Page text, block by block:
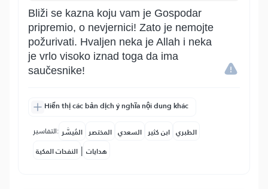
Bliži se kazna koju vam je Gospodar
pripremio, o nevjernici! Zato je nemojte
požurivati. Hvaljen neka je Allah i neka
je vrlo visoko iznad toga da ima
saučesnike!
Hiển thị các bản dịch ý nghĩa nội dung khác
التفاسير: المُيسَّر المختصر السعدي ابن كثير الطبري
النفحات المكية | هدايات